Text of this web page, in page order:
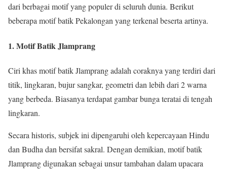
dari berbagai motif yang populer di seluruh dunia. Berikut
beberapa motif batik Pekalongan yang terkenal beserta artinya.
1. Motif Batik Jlamprang
Ciri khas motif batik Jlamprang adalah coraknya yang terdiri dari
titik, lingkaran, bujur sangkar, geometri dan lebih dari 2 warna
yang berbeda. Biasanya terdapat gambar bunga teratai di tengah
lingkaran.
Secara historis, subjek ini dipengaruhi oleh kepercayaan Hindu
dan Budha dan bersifat sakral. Dengan demikian, motif batik
Jlamprang digunakan sebagai unsur tambahan dalam upacara